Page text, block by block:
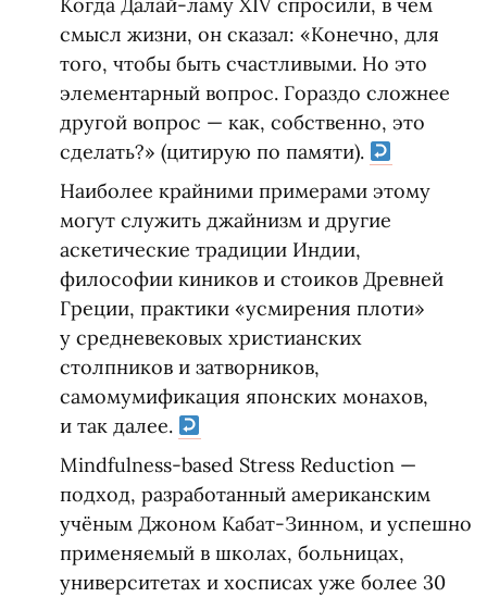
Когда Далай-ламу XIV спросили, в чём
смысл жизни, он сказал: «Конечно, для
того, чтобы быть счастливыми. Но это
элементарный вопрос. Гораздо сложнее
другой вопрос — как, собственно, это
сделать?» (цитирую по памяти).
Наиболее крайними примерами этому
могут служить джайнизм и другие
аскетические традиции Индии,
философии киников и стоиков Древней
Греции, практики «усмирения плоти»
у средневековых христианских
столпников и затворников,
самомумификация японских монахов,
и так далее.
Mindfulness-based Stress Reduction —
подход, разработанный американским
учёным Джоном Кабат-Зинном, и успешно
применяемый в школах, больницах,
университетах и хосписах уже более 30